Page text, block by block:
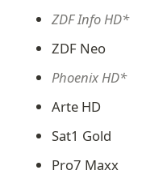
ZDF Info HD*
ZDF Neo
Phoenix HD*
Arte HD
Sat1 Gold
Pro7 Maxx